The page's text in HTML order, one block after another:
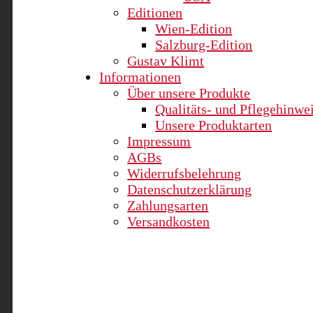
Editionen
Wien-Edition
Salzburg-Edition
Gustav Klimt
Informationen
Über unsere Produkte
Qualitäts- und
Unsere Produktarten
Impressum
AGBs
Widerrufsbelehrung
Datenschutzerklärung
Zahlungsarten
Versandkosten